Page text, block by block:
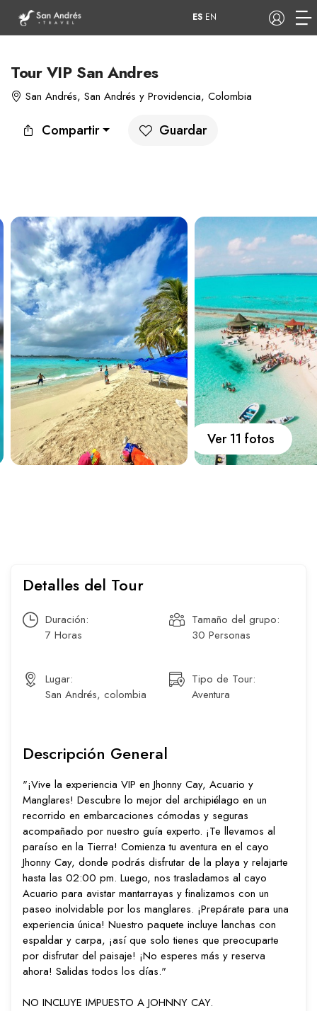
Tours Apartamentos
Hoteles Barcos
Carros Ayuda
Guía de turismo Nosotros
WhatsApp Llamar
ES EN
Tour VIP San Andres
San Andrés, San Andrés y Providencia, Colombia
Compartir Guardar
Ver 11 fotos
Detalles del Tour
Duración:
7 Horas
Tamaño del grupo:
30 Personas
Lugar:
San Andrés, colombia
Tipo de Tour:
Aventura
Descripción General
"¡Vive la experiencia VIP en Jhonny Cay, Acuario y
Manglares! Descubre lo mejor del archipiélago en un
recorrido en embarcaciones cómodas y seguras
acompañado por nuestro guía experto. ¡Te llevamos al
paraíso en la Tierra! Comienza tu aventura en el cayo
Jhonny Cay, donde podrás disfrutar de la playa y relajarte
hasta las 02:00 pm. Luego, nos trasladamos al cayo
Acuario para avistar mantarrayas y finalizamos con un
paseo inolvidable por los manglares. ¡Prepárate para una
experiencia única! Nuestro paquete incluye lanchas con
espaldar y carpa, ¡así que solo tienes que preocuparte
por disfrutar del paisaje! ¡No esperes más y reserva
ahora! Salidas todos los días."
NO INCLUYE IMPUESTO A JOHNNY CAY.